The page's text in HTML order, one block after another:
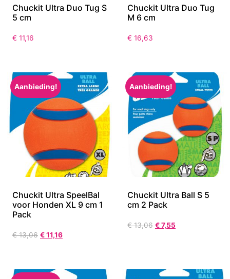
Chuckit Ultra Duo Tug S
5 cm
€ 11,16
Chuckit Ultra Duo Tug
M 6 cm
€ 16,63
Aanbieding!
Chuckit Ultra SpeelBal
voor Honden XL 9 cm 1
Pack
€13,06 €11,16
Aanbieding!
Chuckit Ultra Ball S 5
cm 2 Pack
€13,06 €7,55